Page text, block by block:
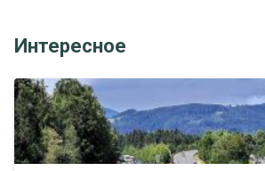
Интересное